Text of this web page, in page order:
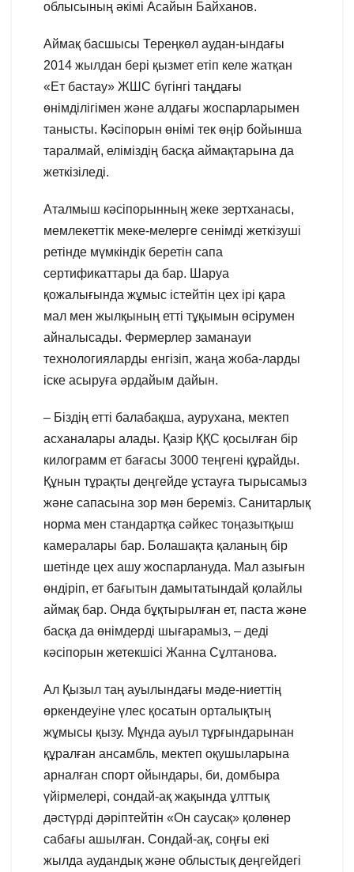
облысының әкімі Асайын Байханов.
Аймақ басшысы Тереңкөл аудан-ындағы
2014 жылдан бері қызмет етіп келе жатқан
«Ет бастау» ЖШС бүгінгі таңдағы
өнімділігімен және алдағы жоспарларымен
танысты. Кәсіпорын өнімі тек өңір бойынша
таралмай, еліміздің басқа аймақтарына да
жеткізіледі.
Аталмыш кәсіпорынның жеке зертханасы,
мемлекеттік меке-мелерге сенімді жеткізуші
ретінде мүмкіндік беретін сапа
сертификаттары да бар. Шаруа
қожалығында жұмыс істейтін цех ірі қара
мал мен жылқының етті тұқымын өсірумен
айналысады. Фермерлер заманауи
технологияларды енгізіп, жаңа жоба-ларды
іске асыруға әрдайым дайын.
– Біздің етті балабақша, аурухана, мектеп
асханалары алады. Қазір ҚҚС қосылған бір
килограмм ет бағасы 3000 теңгені құрайды.
Құнын тұрақты деңгейде ұстауға тырысамыз
және сапасына зор мән береміз. Санитарлық
норма мен стандартқа сәйкес тоңазытқыш
камералары бар. Болашақта қаланың бір
шетінде цех ашу жоспарлануда. Мал азығын
өндіріп, ет бағытын дамытатындай қолайлы
аймақ бар. Онда бұқтырылған ет, паста және
басқа да өнімдерді шығарамыз, – деді
кәсіпорын жетекшісі Жанна Сұлтанова.
Ал Қызыл таң ауылындағы мәде-ниеттің
өркендеуіне үлес қосатын орталықтың
жұмысы қызу. Мұнда ауыл тұрғындарынан
құралған ансамбль, мектеп оқушыларына
арналған спорт ойындары, би, домбыра
үйірмелері, сондай-ақ жақында ұлттық
дәстүрді дәріптейтін «Он саусақ» қолөнер
сабағы ашылған. Сондай-ақ, соңғы екі
жылда аудандық және облыстық деңгейдегі